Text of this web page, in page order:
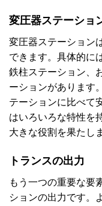
変圧器ステーショ
変圧器ステーション
できます。具体的に
鉄柱ステーション、
ーションがあります
テーションに比べて
はいろいろな特性を
大きな役割を果たし
トランスの出力
もう一つの重要な要
ションの出力です。